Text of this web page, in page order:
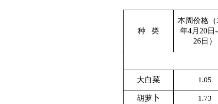
种 类
本周价格（
年4月20日
26日）
大白菜 1.05
胡萝卜 1.73